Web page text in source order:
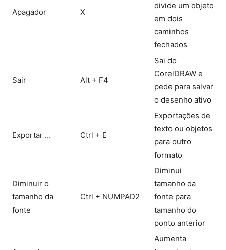
Apagador X
divide um objeto
em dois
caminhos
fechados
Sair Alt + F4
Sai do
CorelDRAW e
pede para salvar
o desenho ativo
Exportar … Ctrl + E
Exportações de
texto ou objetos
para outro
formato
Diminuir o
tamanho da
fonte
Ctrl + NUMPAD2
Diminui
tamanho da
fonte para
tamanho do
ponto anterior
Aumenta